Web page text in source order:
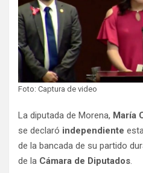
Foto: Captura de video
La diputada de Morena, María
se declaró independiente
de la bancada de su partido
de la Cámara de Diputados.